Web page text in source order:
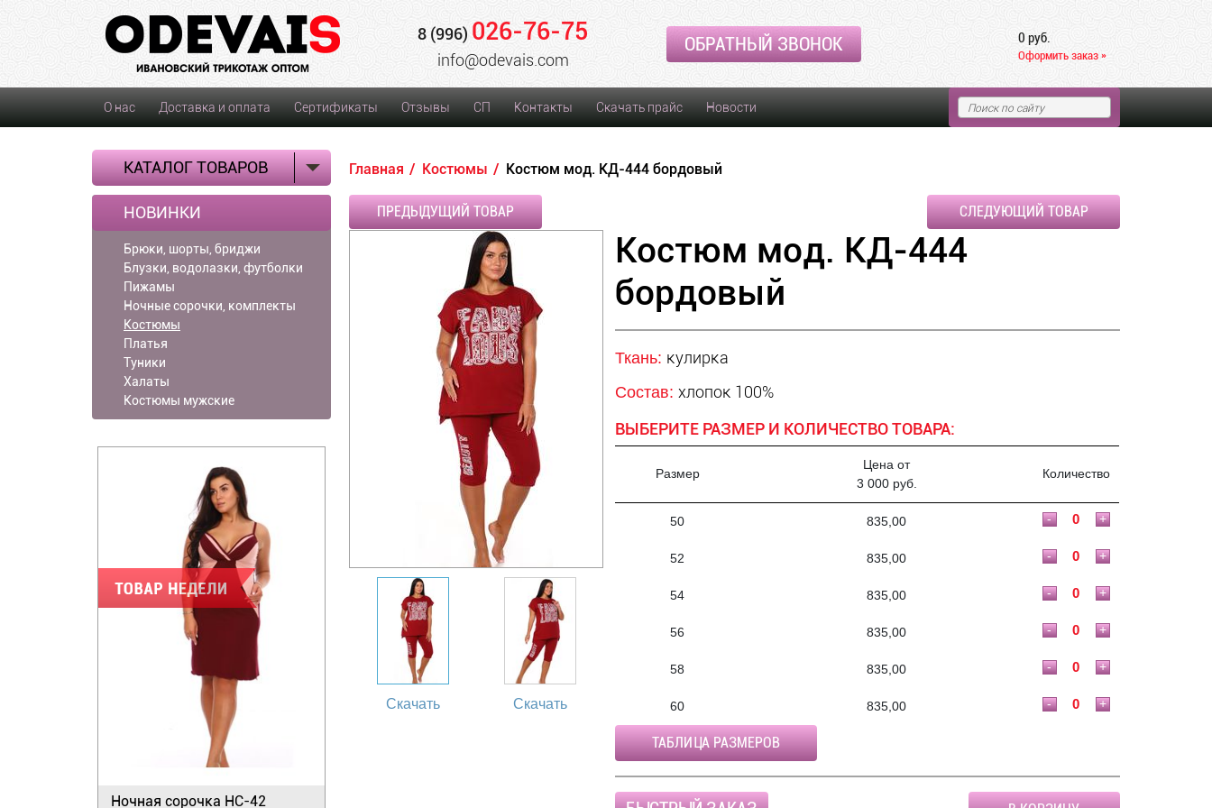
8 (996) 026-76-75
info@odevais.com
ОБРАТНЫЙ ЗВОНОК 0 руб.
Оформить заказ »
О нас Доставка и оплата Сертификаты Отзывы СП Контакты Скачать прайс Новости
КАТАЛОГ ТОВАРОВ
НОВИНКИ
Брюки, шорты, бриджи
Блузки, водолазки, футболки
Пижамы
Ночные сорочки, комплекты
Костюмы
Платья
Туники
Халаты
Костюмы мужские
Ночная сорочка НС-42
Главная Костюмы Костюм мод. КД-444 бордовый
ПРЕДЫДУЩИЙ ТОВАР СЛЕДУЮЩИЙ ТОВАР
Скачать Скачать
Костюм мод. КД-444
бордовый
Ткань: кулирка
Состав: хлопок 100%
ВЫБЕРИТЕ РАЗМЕР И КОЛИЧЕСТВО ТОВАРА:
Размер
Цена от
3 000 руб.
Количество
50 835,00 +
-
52 835,00 +
-
54 835,00 +
-
56 835,00 +
-
58 835,00 +
-
60 835,00 +
-
ТАБЛИЦА РАЗМЕРОВ